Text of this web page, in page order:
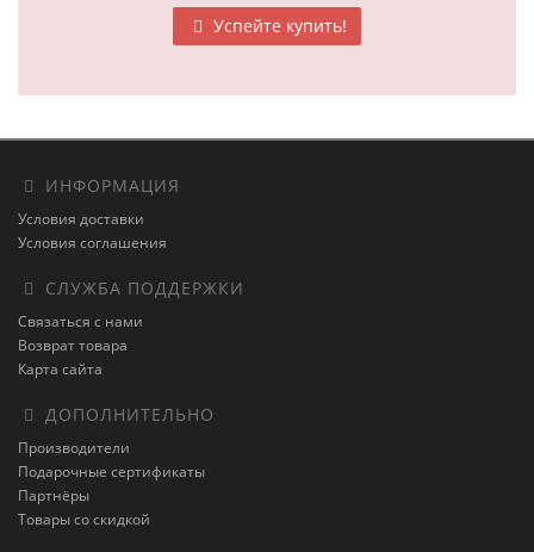
Успейте купить!
ИНФОРМАЦИЯ
Условия доставки
Условия соглашения
СЛУЖБА ПОДДЕРЖКИ
Связаться с нами
Возврат товара
Карта сайта
ДОПОЛНИТЕЛЬНО
Производители
Подарочные сертификаты
Партнёры
Товары со скидкой